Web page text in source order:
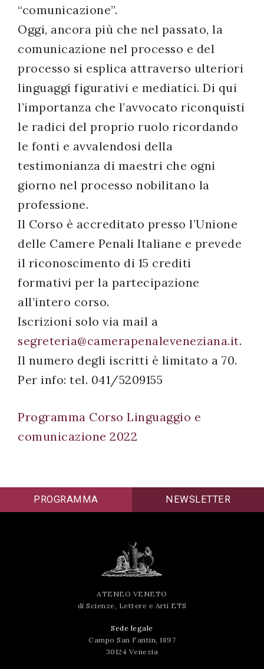
“comunicazione”.
Oggi, ancora più che nel passato, la
comunicazione nel processo e del
processo si esplica attraverso ulteriori
linguaggi figurativi e mediatici. Di qui
l’importanza che l’avvocato riconquisti
le radici del proprio ruolo ricordando
le fonti e avvalendosi della
testimonianza di maestri che ogni
giorno nel processo nobilitano la
professione.
Il Corso è accreditato presso l’Unione
delle Camere Penali Italiane e prevede
il riconoscimento di 15 crediti
formativi per la partecipazione
all’intero corso.
Iscrizioni solo via mail a
segreteria@camerapenaleveneziana.it.
Il numero degli iscritti è limitato a 70.
Per info: tel. 041/5209155
Programma Corso Linguaggio e
comunicazione 2022
PROGRAMMA NEWSLETTER
ATENEO VENETO
di Scienze, Lettere e Arti ETS
Sede legale
Campo San Fantin, 1897
30124 Venezia